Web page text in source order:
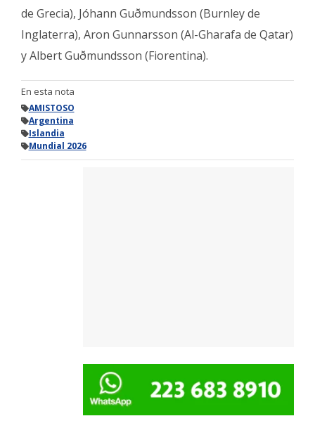
de Grecia), Jóhann Guðmundsson (Burnley de
Inglaterra), Aron Gunnarsson (Al-Gharafa de Qatar)
y Albert Guðmundsson (Fiorentina).
En esta nota
AMISTOSO
Argentina
Islandia
Mundial 2026